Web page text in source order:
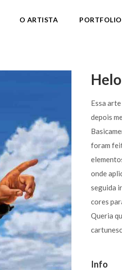
O ARTISTA PORTFOLIO
Essa
depois
foram
onde
seguida
cores
Queria
Info